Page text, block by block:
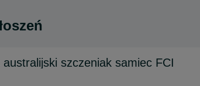
szczeniak samiec FCI